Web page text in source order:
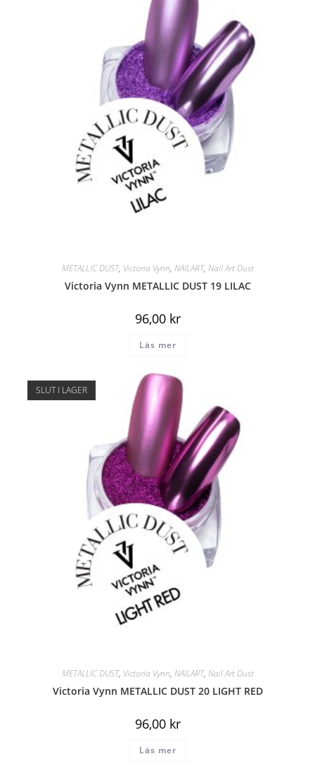
METALLIC DUST, Victoria Vynn, NAILART, Nail Art Dust
Victoria Vynn METALLIC DUST 19 LILAC
96,00 kr
Läs mer
SLUT I LAGER
METALLIC DUST, Victoria Vynn, NAILART, Nail Art Dust
Victoria Vynn METALLIC DUST 20 LIGHT RED
96,00 kr
Läs mer